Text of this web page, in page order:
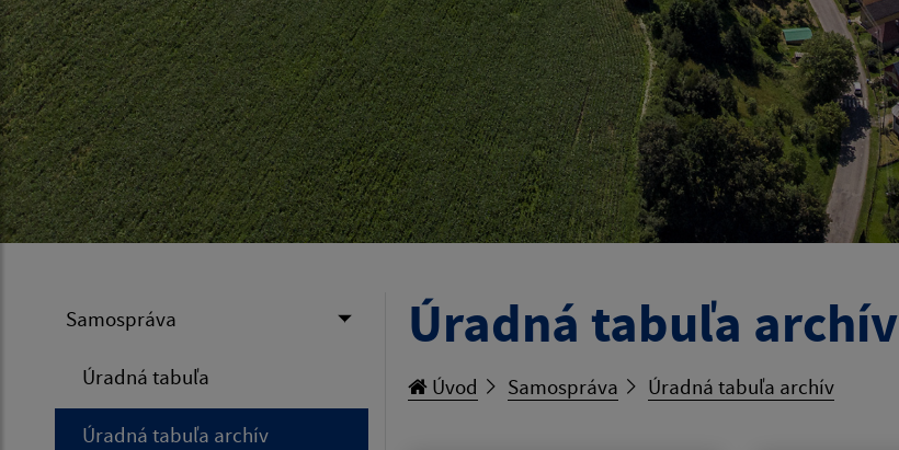
Samospráva
Úradná tabuľa
Úradná tabuľa archív
Úradná tabuľa archív
Úvod Samospráva Úradná tabuľa archív